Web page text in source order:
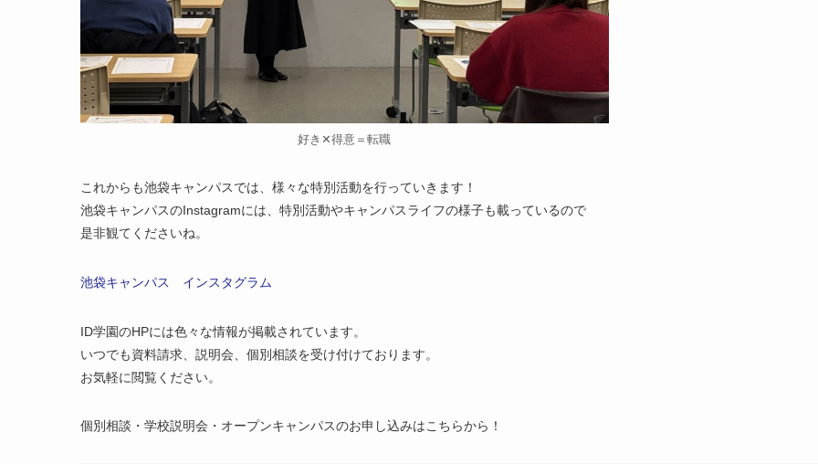
好き✕得意＝転職
これからも池袋キャンパスでは、様々な特別活動を行っていきます！
池袋キャンパスのInstagramには、特別活動やキャンパスライフの様子も載っているので
是非観てくださいね。
池袋キャンパス インスタグラム
ID学園のHPには色々な情報が掲載されています。
いつでも資料請求、説明会、個別相談を受け付けております。
お気軽に閲覧ください。
個別相談・学校説明会・オープンキャンパスのお申し込みはこちらから！